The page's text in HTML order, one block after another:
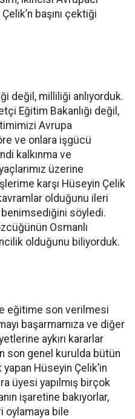
başını çektiği
değil, milliliği anlıyorduk.
Eğitim Bakanlığı değil,
Avrupa
ve onlara işgücü
kalkınma ve
üzerine
karşı Hüseyin Çelik
olduğunu ileri
söyledi.
Osmanlı
olduğunu biliyorduk.
eğitime son verilmesi
başarmamıza ve diğer
aykırı kararlar
son genel kurulda bütün
yapan Hüseyin Çelik’in
üyesi yapılmış birçok
işaretine bakıyorlar,
oylamaya bile